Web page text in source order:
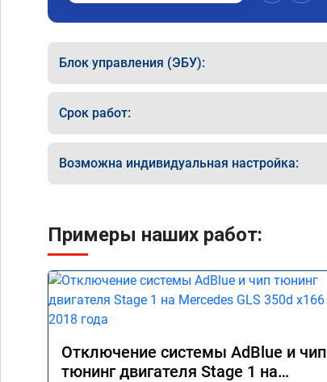
Блок управления (ЭБУ):
Срок работ:
Возможна индивидуальная настройка:
Примеры наших работ:
Отключение системы AdBlue и чип
тюнинг двигателя Stage 1 на